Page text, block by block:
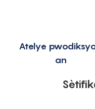
Atelye
an